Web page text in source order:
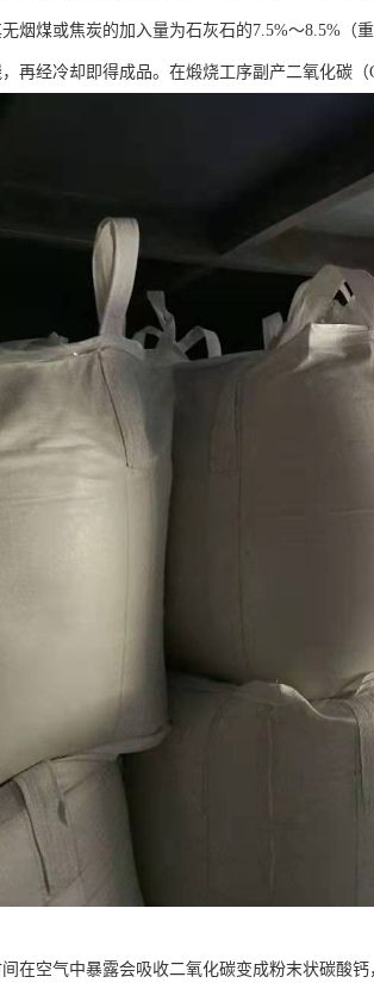
烟煤或焦炭的加入量为石灰石的7.5%～8.5%（
再经冷却即得成品。在煅烧工序副产二氧化碳（
在空气中暴露会吸收二氧化碳变成粉末状碳酸